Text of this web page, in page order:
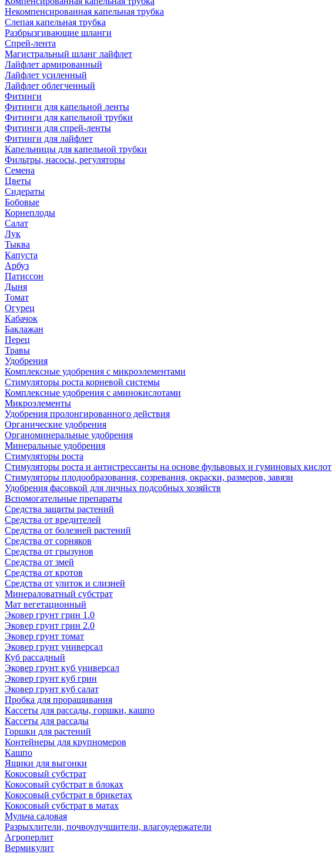
Некомпенсированная капельная трубка
Слепая капельная трубка
Разбрызгивающие шланги
Спрей-лента
Магистральный шланг лайфлет
Лайфлет армированный
Лайфлет усиленный
Лайфлет облегченный
Фитинги
Фитинги для капельной ленты
Фитинги для капельной трубки
Фитинги для спрей-ленты
Фитинги для лайфлет
Капельницы для капельной трубки
Фильтры, насосы, регуляторы
Семена
Цветы
Сидераты
Бобовые
Корнеплоды
Салат
Лук
Тыква
Капуста
Арбуз
Патиссон
Дыня
Томат
Огурец
Кабачок
Баклажан
Перец
Травы
Удобрения
Комплексные удобрения с микроэлементами
Стимуляторы роста корневой системы
Комплексные удобрения с аминокислотами
Микроэлементы
Удобрения пролонгированного действия
Органические удобрения
Органоминеральные удобрения
Минеральные удобрения
Стимуляторы роста
Стимуляторы роста и антистрессанты на основе фульвовых и гуминовых кислот
Стимуляторы плодообразования, созревания, окраски, размеров, завязи
Удобрения фасовкой для личных подсобных хозяйств
Вспомогательные препараты
Средства защиты растений
Средства от вредителей
Средства от болезней растений
Средства от сорняков
Средства от грызунов
Средства от змей
Средства от кротов
Средства от улиток и слизней
Минераловатный субстрат
Мат вегетационный
Эковер грунт грин 1.0
Эковер грунт грин 2.0
Эковер грунт томат
Эковер грунт универсал
Куб рассадный
Эковер грунт куб универсал
Эковер грунт куб грин
Эковер грунт куб салат
Пробка для проращивания
Кассеты для рассады, горшки, кашпо
Кассеты для рассады
Горшки для растений
Контейнеры для крупномеров
Кашпо
Ящики для выгонки
Кокосовый субстрат
Кокосовый субстрат в блоках
Кокосовый субстрат в брикетах
Кокосовый субстрат в матах
Мульча садовая
Разрыхлители, почвоулучшители, влагоудержатели
Агроперлит
Вермикулит